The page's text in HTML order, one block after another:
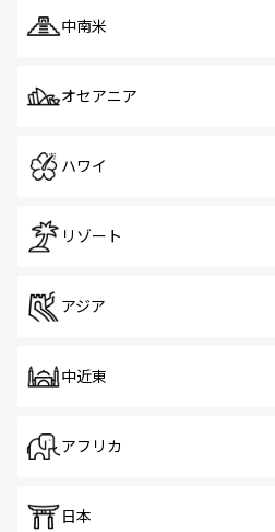
中南米
オセアニア
ハワイ
リゾート
アジア
中近東
アフリカ
日本